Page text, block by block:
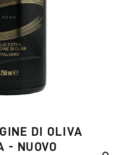
DI OLIVA
- NUOVO